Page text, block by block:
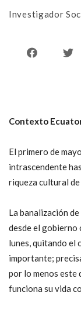
Investigador
Contexto
El primero de
intrascendente
riqueza cultural
La banalización
desde el gobierno
lunes, quitando el
importante;
por lo menos este
funciona su vida